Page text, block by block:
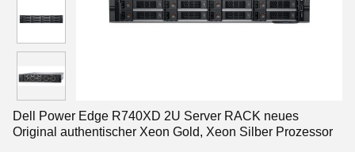
Dell Power Edge R740XD 2U Server RACK neues
Original authentischer Xeon Gold, Xeon Silber Prozessor